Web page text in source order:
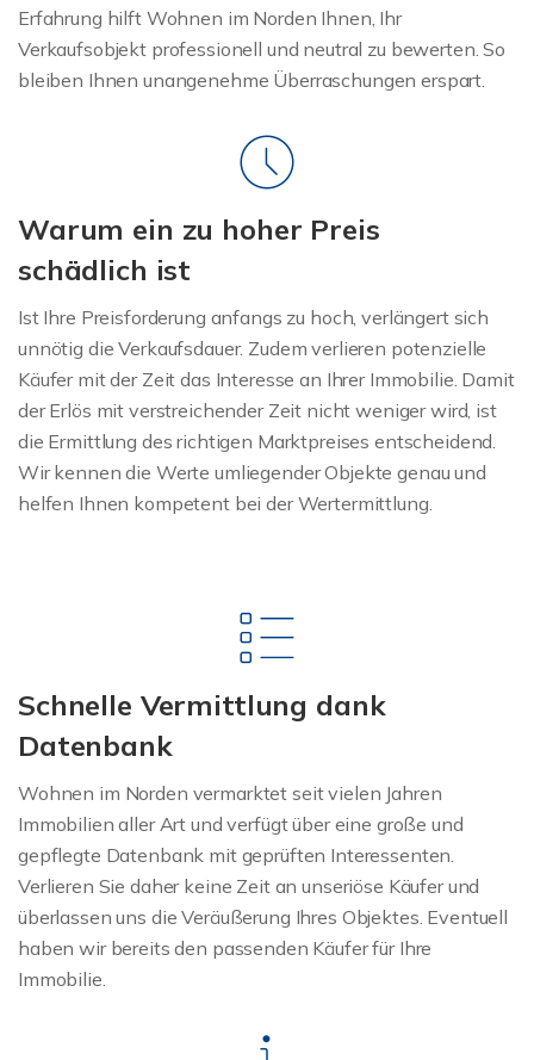
Erfahrung hilft Wohnen im Norden Ihnen, Ihr
Verkaufsobjekt professionell und neutral zu bewerten. So
bleiben Ihnen unangenehme Überraschungen erspart.
Warum ein zu hoher Preis
schädlich ist
Ist Ihre Preisforderung anfangs zu hoch, verlängert sich
unnötig die Verkaufsdauer. Zudem verlieren potenzielle
Käufer mit der Zeit das Interesse an Ihrer Immobilie. Damit
der Erlös mit verstreichender Zeit nicht weniger wird, ist
die Ermittlung des richtigen Marktpreises entscheidend.
Wir kennen die Werte umliegender Objekte genau und
helfen Ihnen kompetent bei der Wertermittlung.
Schnelle Vermittlung dank
Datenbank
Wohnen im Norden vermarktet seit vielen Jahren
Immobilien aller Art und verfügt über eine große und
gepflegte Datenbank mit geprüften Interessenten.
Verlieren Sie daher keine Zeit an unseriöse Käufer und
überlassen uns die Veräußerung Ihres Objektes. Eventuell
haben wir bereits den passenden Käufer für Ihre
Immobilie.